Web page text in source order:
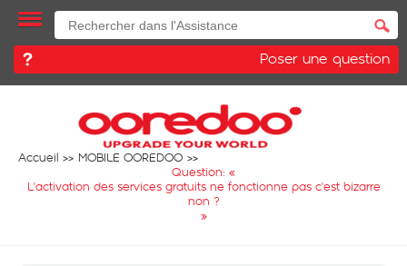
Poser une question
Accueil
MOBILE OOREDOO
Question: «
L'activation des services gratuits ne fonctionne pas c'est bizarre
non ?
»